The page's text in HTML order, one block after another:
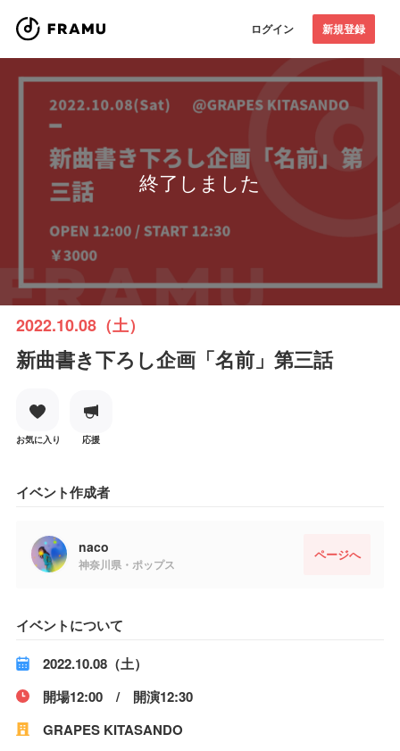
ログイン 新規登録
終了しました
2022.10.08（土）
新曲書き下ろし企画「名前」第三話
お気に入り 応援
イベント作成者
naco
神奈川県・ポップス
ページへ
イベントについて
2022.10.08（土）
開場12:00 / 開演12:30
GRAPES KITASANDO